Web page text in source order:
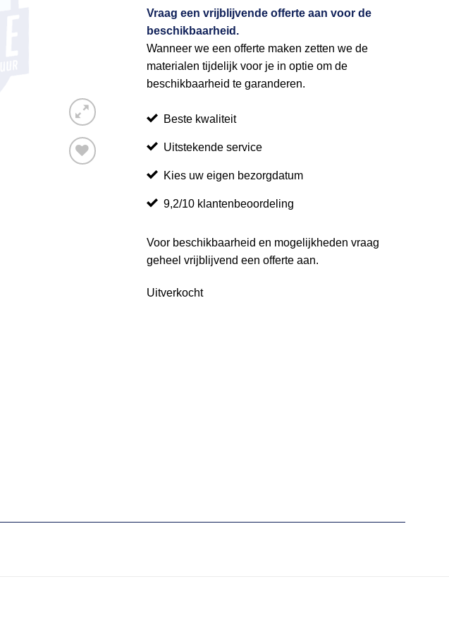
Vraag een vrijblijvende offerte aan voor de
beschikbaarheid.
Wanneer we een offerte maken zetten we de
materialen tijdelijk voor je in optie om de
beschikbaarheid te garanderen.
Beste kwaliteit
Uitstekende service
Kies uw eigen bezorgdatum
9,2/10 klantenbeoordeling
Voor beschikbaarheid en mogelijkheden vraag
geheel vrijblijvend een offerte aan.
Uitverkocht